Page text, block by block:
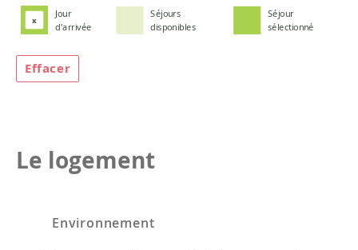
x
Jour
d'arrivée
Séjours
disponibles
Séjour
sélectionné
Effacer
Le logement
Environnement